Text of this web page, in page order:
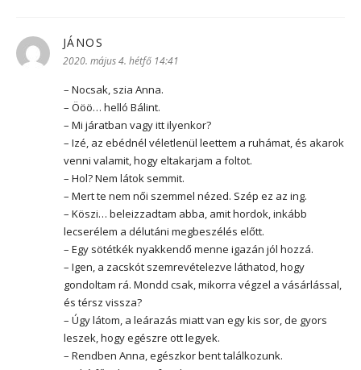
JÁNOS
2020. május 4. hétfő 14:41
– Nocsak, szia Anna.
– Ööö… helló Bálint.
– Mi járatban vagy itt ilyenkor?
– Izé, az ebédnél véletlenül leettem a ruhámat, és akarok
venni valamit, hogy eltakarjam a foltot.
– Hol? Nem látok semmit.
– Mert te nem női szemmel nézed. Szép ez az ing.
– Köszi… beleizzadtam abba, amit hordok, inkább
lecserélem a délutáni megbeszélés előtt.
– Egy sötétkék nyakkendő menne igazán jól hozzá.
– Igen, a zacskót szemrevételezve láthatod, hogy
gondoltam rá. Mondd csak, mikorra végzel a vásárlással,
és térsz vissza?
– Úgy látom, a leárazás miatt van egy kis sor, de gyors
leszek, hogy egészre ott legyek.
– Rendben Anna, egészkor bent találkozunk.